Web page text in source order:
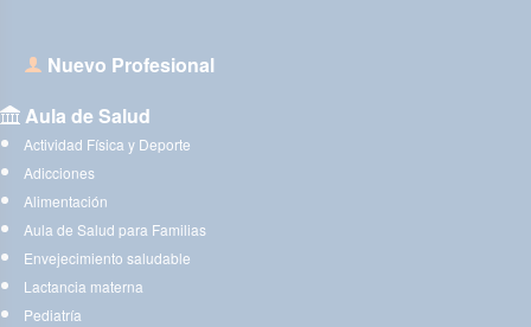
Nuevo Profesional
Aula de Salud
Actividad Física y Deporte
Adicciones
Alimentación
Aula de Salud para Familias
Envejecimiento saludable
Lactancia materna
Pediatría